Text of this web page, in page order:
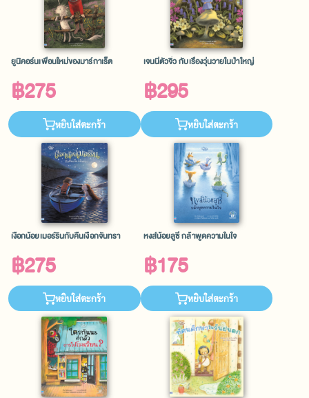
ยูนิคอร์นเพื่อนใหม่ของมาร์กาเร็ต
฿275
หยิบใส่ตะกร้า
เจนนี่ตัวจิ๋ว กับเรื่องวุ่นวายในป่าใหญ่
฿295
หยิบใส่ตะกร้า
เงือกน้อยเมอร์รินกับคืนเงือกจันทรา
฿275
หยิบใส่ตะกร้า
หงส์น้อยลูซี่ กล้าพูดความในใจ
฿175
หยิบใส่ตะกร้า